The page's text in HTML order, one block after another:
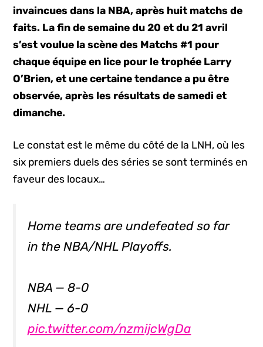
invaincues dans la NBA, après huit matchs de
faits. La fin de semaine du 20 et du 21 avril
s’est voulue la scène des Matchs #1 pour
chaque équipe en lice pour le trophée Larry
O’Brien, et une certaine tendance a pu être
observée, après les résultats de samedi et
dimanche.
Le constat est le même du côté de la LNH, où les
six premiers duels des séries se sont terminés en
faveur des locaux…
Home teams are undefeated so far
in the NBA/NHL Playoffs.
NBA — 8-0
NHL — 6-0
pic.twitter.com/nzmijcWgDa